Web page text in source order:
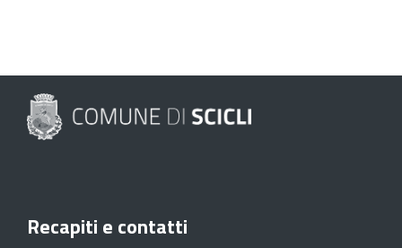
Recapiti e contatti